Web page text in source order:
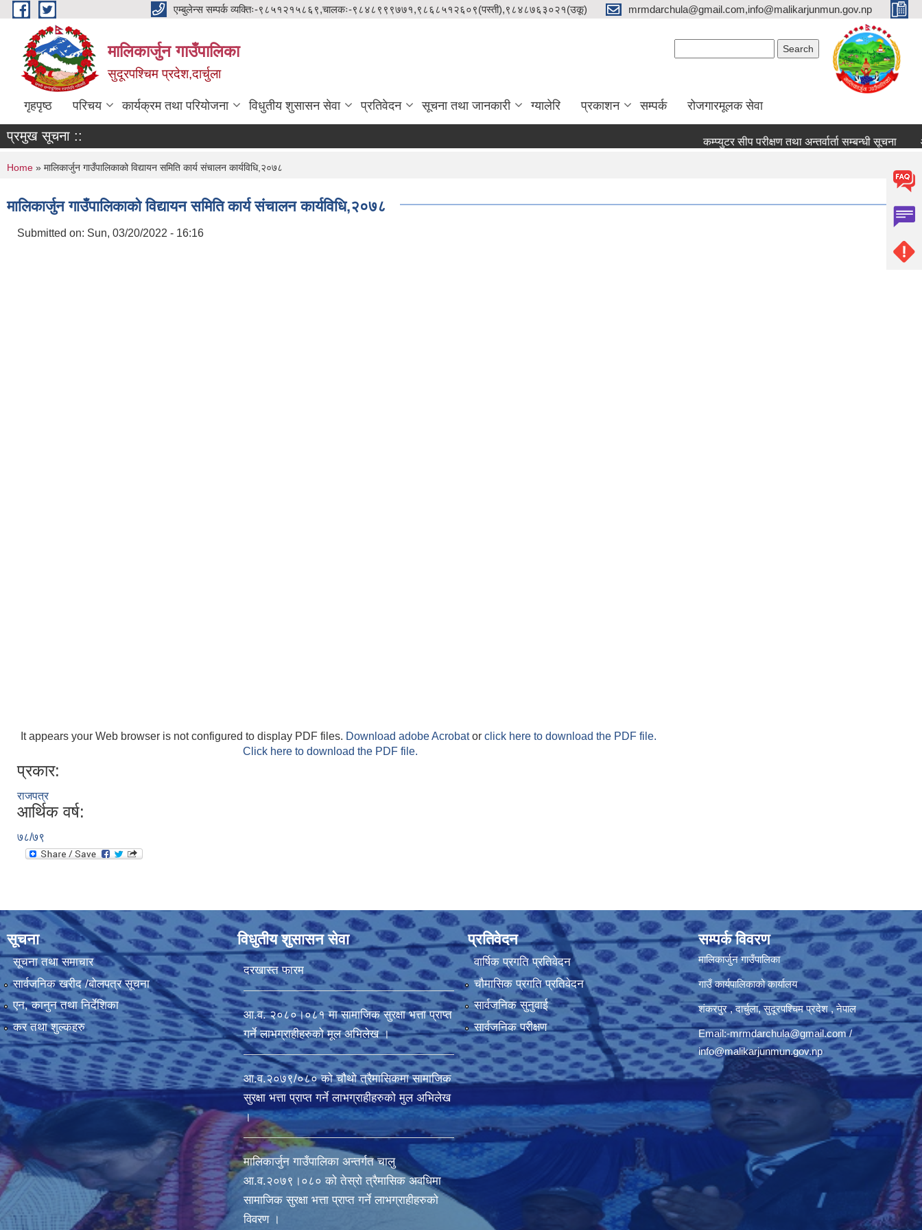
Skip to main content एम्बुलेन्स सम्पर्क व्यक्तिः-९८५१२१५८६९,चालकः-९८४८९९९७७१,९८६८५१२६०९(पस्ती),९८४८७६३०२१(उकू) mrmdarchula@gmail.com,info@malikarjunmun.gov.np
मालिकार्जुन गाउँपालिका
सुदूरपश्चिम प्रदेश,दार्चुला
गृहपृष्ठ परिचय कार्यक्रम तथा परियोजना विधुतीय शुसासन सेवा प्रतिवेदन सूचना तथा जानकारी ग्यालेरि प्रकाशन सम्पर्क रोजगारमूलक सेवा
प्रमुख सूचना :: कम्प्युटर सीप परीक्षण तथा अन्तर्वार्ता सम्बन्धी सूचना आ.व.
You are here
Home » मालिकार्जुन गाउँपालिकाको विद्यायन समिति कार्य संचालन कार्यविधि,२०७८
मालिकार्जुन गाउँपालिकाको विद्यायन समिति कार्य संचालन कार्यविधि,२०७८
Submitted on: Sun, 03/20/2022 - 16:16
It appears your Web browser is not configured to display PDF files. Download adobe Acrobator click here to download the PDF file.
Click here to download the PDF file.
प्रकार:
राजपत्र
आर्थिक वर्ष:
७८/७९
सूचना
सूचना तथा समाचार
सार्वजनिक खरीद /बोलपत्र सूचना
एन, कानुन तथा निर्देशिका
कर तथा शुल्कहरु
विधुतीय शुसासन सेवा
दरखास्त फारम
आ.व. २०८०।०८१ मा सामाजिक सुरक्षा भत्ता प्राप्त
गर्ने लाभग्राहीहरुको मूल अभिलेख ।
आ.व.२०७९/०८० को चौथो त्रैमासिकमा सामाजिक
सुरक्षा भत्ता प्राप्त गर्ने लाभग्राहीहरुको मुल अभिलेख
।
मालिकार्जुन गाउँपालिका अन्तर्गत चालु
आ‍.व.२०७९।०८० को तेस्रो त्रैमासिक अवधिमा
सामाजिक सुरक्षा भत्ता प्राप्त गर्ने लाभग्राहीहरुको
विवरण ।
प्रतिवेदन
वार्षिक प्रगति प्रतिवेदन
चौमासिक प्रगति प्रतिवेदन
सार्वजनिक सुनुवाई
सार्वजनिक परीक्षण
सम्पर्क विवरण
मालिकार्जुन गाउँपालिका
गाउँ कार्यपालिकाको कार्यालय
शंकरपुर , दार्चुला, सुदूरपश्चिम प्रदेश , नेपाल
Email:-mrmdarchula@gmail.com/
info@malikarjunmun.gov.np